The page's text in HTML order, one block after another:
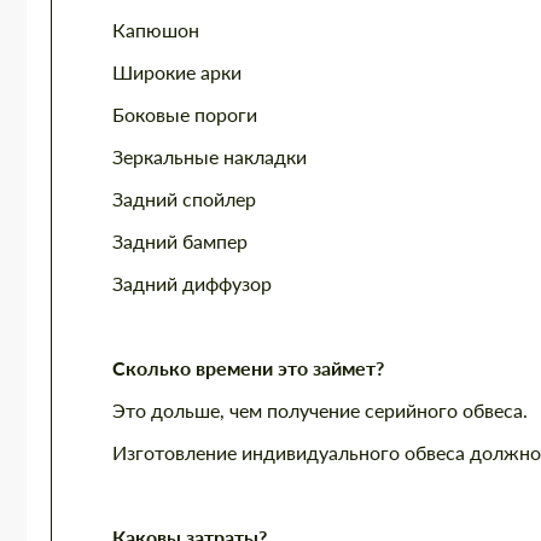
Капюшон
Широкие арки
Боковые пороги
Зеркальные накладки
Задний спойлер
Задний бампер
Задний диффузор
Сколько времени это займет?
Это дольше, чем получение серийного обвеса.
Изготовление индивидуального обвеса